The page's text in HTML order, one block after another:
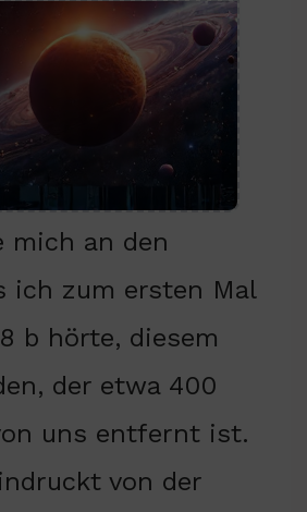
mich an den
ich zum ersten Mal
b hörte, diesem
der etwa 400
uns entfernt ist.
von der